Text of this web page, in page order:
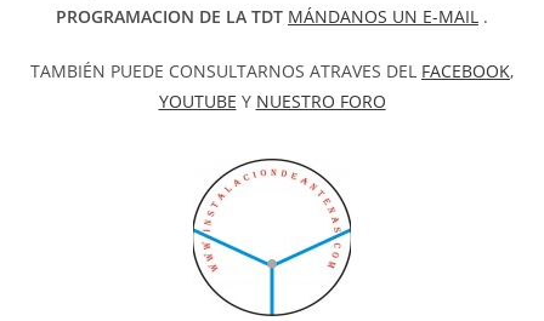
PROGRAMACION DE LA TDT MÁNDANOS UN E-MAIL .
TAMBIÉN PUEDE CONSULTARNOS ATRAVES DEL FACEBOOK,
YOUTUBE Y NUESTRO FORO